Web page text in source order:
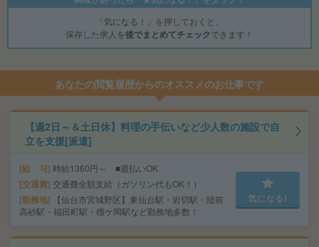
「気になる！」を押しておくと、
保存した求人を後でまとめてチェックできます！
あなたの閲覧履歴からのオススメのお仕事です
【週2日～＆土日休】料理の手伝いなど少人数の施設で自
立を支援[派遣]
給 与 時給1360円～ ■週払いOK
交通費 交通費全額支給（ガソリン代もOK！）
勤務地
【仙台市宮城野区】東仙台駅・岩切駅・陸前
高砂駅・福田町駅・榴ケ岡駅など勤務地多数！
気になる!